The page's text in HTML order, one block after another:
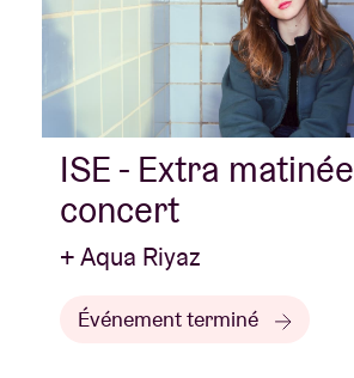
ISE - Extra matinée
concert
+ Aqua Riyaz
Événement terminé